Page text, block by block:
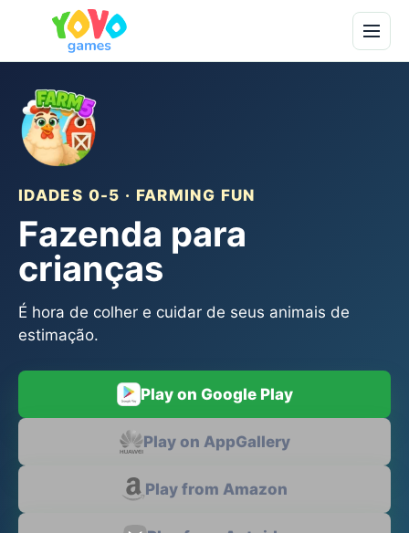
IDADES 0-5 · FARMING FUN
Fazenda para
crianças
É hora de colher e cuidar de seus animais de
estimação.
Play on Google Play
Play on AppGallery
Play from Amazon